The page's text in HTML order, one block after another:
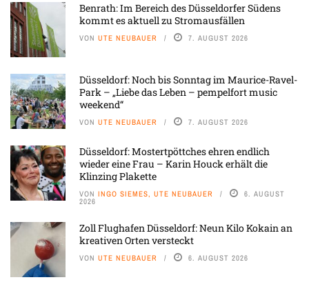
Benrath: Im Bereich des Düsseldorfer Südens
kommt es aktuell zu Stromausfällen
VON UTE NEUBAUER 7. AUGUST 2026
Düsseldorf: Noch bis Sonntag im Maurice-Ravel-
Park – „Liebe das Leben – pempelfort music
weekend“
VON UTE NEUBAUER 7. AUGUST 2026
Düsseldorf: Mostertpöttches ehren endlich
wieder eine Frau – Karin Houck erhält die
Klinzing Plakette
VON INGO SIEMES, UTE NEUBAUER 6. AUGUST
2026
Zoll Flughafen Düsseldorf: Neun Kilo Kokain an
kreativen Orten versteckt
VON UTE NEUBAUER 6. AUGUST 2026